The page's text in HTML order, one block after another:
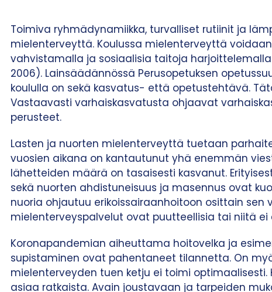
Toimiva ryhmädynamiikka, turvalliset rutiinit ja
mielenterveyttä. Koulussa mielenterveyttä
vahvistamalla ja sosiaalisia taitoja
2006). Lainsäädännössä Perusopetuksen
koululla on sekä kasvatus- että opetustehtävä.
Vastaavasti varhaiskasvatusta ohjaavat
perusteet.
Lasten ja nuorten mielenterveyttä tuetaan
vuosien aikana on kantautunut yhä enemmän
lähetteiden määrä on tasaisesti kasvanut.
sekä nuorten ahdistuneisuus ja masennus ovat
nuoria ohjautuu erikoissairaanhoitoon osittain sen
mielenterveyspalvelut ovat puutteellisia tai niitä ei
Koronapandemian aiheuttama hoitovelka ja
supistaminen ovat pahentaneet tilannetta. On
mielenterveyden tuen ketju ei toimi optimaalisesti.
asiaa ratkaista. Avain joustavaan ja tarpeiden